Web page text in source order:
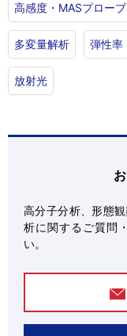
高感度・MASプローブ
多変量解析 弾性率
放射光
高分子分析、形態
析に関するご質問
い。